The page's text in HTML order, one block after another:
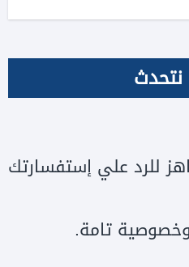
نتحدث
للرد علي إستفسارتك
تامة.